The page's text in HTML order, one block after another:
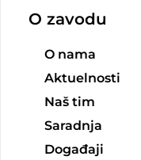
O zavodu
O nama
Aktuelnosti
Naš tim
Saradnja
Događaji